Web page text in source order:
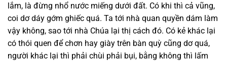
lắm, là đừng nhổ nước miếng dưới đất. Có khi thì cả vũng,
coi dơ dáy gớm ghiếc quá. Ta tới nhà quan quyền dám làm
vậy không, sao tới nhà Chúa lại thị cách đó. Có kẻ khác lại
có thói quen để chơn hay giày trên bàn quỳ cũng dơ quá,
người khác lại thì phải chùi phải bụi, bằng không thì lấm